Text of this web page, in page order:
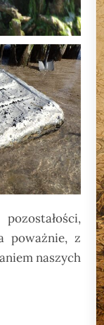
poważnie, z
naszych